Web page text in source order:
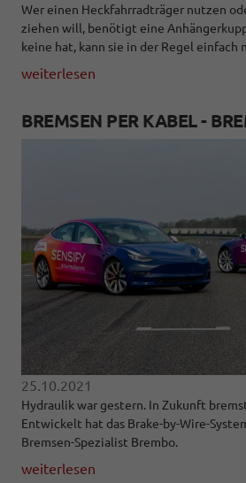
Wer einen Heckfahrradträger nutzen
ziehen will, benötigt eine
keine hat, kann sie in der Regel einfach
weiterlesen
BREMSEN PER KABEL -
25.10.2021
Hydraulik war gestern. In Zukunft
Entwickelt hat das Brake-by-Wire-
Bremsen-Spezialist Brembo.
weiterlesen